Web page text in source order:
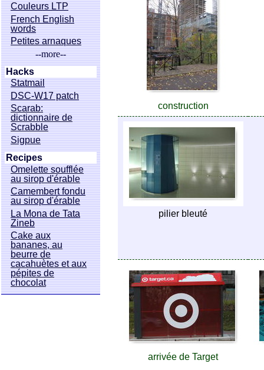
construction
pilier bleuté
arrivée de Target
Couleurs LTP
French English
words
Petites arnaques
--more--
Hacks
Statmail
DSC-W17 patch
Scarab:
dictionnaire de
Scrabble
Sigpue
Recipes
Omelette soufflée
au sirop d'érable
Camembert fondu
au sirop d'érable
La Mona de Tata
Zineb
Cake aux
bananes, au
beurre de
cacahuètes et aux
pépites de
chocolat